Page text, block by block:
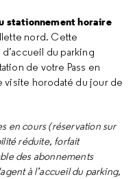
stationnement horaire
nord. Cette
du parking
de votre Pass en
visite horodaté du jour de
en cours (réservation sur
réduite, forfait
des abonnements
à l’accueil du parking,